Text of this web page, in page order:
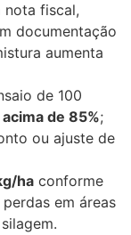
nota fiscal,
documentação
aumenta
de 100
de 85%;
ou ajuste de
ha conforme
em áreas